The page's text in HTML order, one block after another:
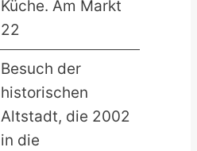
Küche. Am Markt
22
Besuch der
historischen
Altstadt, die 2002
in die